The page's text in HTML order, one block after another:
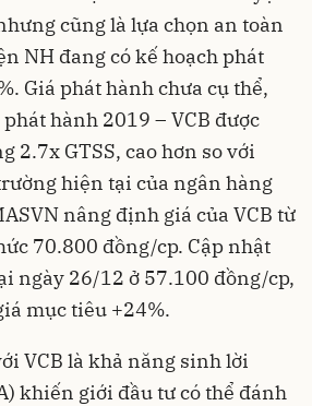
cũng là lựa chọn an toàn
NH đang có kế hoạch phát
Giá phát hành chưa cụ thể,
hành 2019 – VCB được
2.7x GTSS, cao hơn so với
hiện tại của ngân hàng
nâng định giá của VCB từ
70.800 đồng/cp. Cập nhật
ngày 26/12 ở 57.100 đồng/cp,
mục tiêu +24%.
VCB là khả năng sinh lời
khiến giới đầu tư có thể đánh